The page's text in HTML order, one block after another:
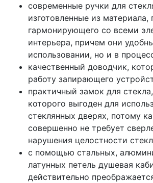
современные ручки для
изготовленные из материала,
гармонирующего со всеми
интерьера, причем они
использовании, но и в
качественный доводчик,
работу запирающего
практичный замок для
которого выгоден для
стеклянных дверях, потому
совершенно не требует
нарушения целостности
с помощью стальных,
латунных петель душевая
действительно